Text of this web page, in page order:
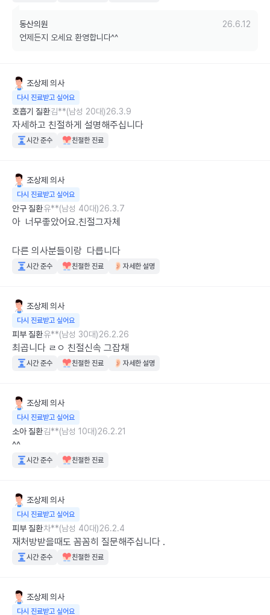
동산의원
26.6.12
언제든지 오세요 환영합니다^^
조상제 의사
다시 진료받고 싶어요
호흡기 질환김**(남성 20대)26.3.9
자세하고 친절하게 설명해주십니다
시간 준수 친절한 진료
조상제 의사
다시 진료받고 싶어요
안구 질환유**(남성 40대)26.3.7
아  너무좋았어요.친절그자체
다른 의사분들이랑  다릅니다
시간 준수 친절한 진료 자세한 설명
조상제 의사
다시 진료받고 싶어요
피부 질환유**(남성 30대)26.2.26
최곱니다 ㄹㅇ 친절신속 그잡채
시간 준수 친절한 진료 자세한 설명
조상제 의사
다시 진료받고 싶어요
소아 질환김**(남성 10대)26.2.21
^^
시간 준수 친절한 진료
조상제 의사
다시 진료받고 싶어요
피부 질환차**(남성 40대)26.2.4
재처방받을때도 꼼꼼히 질문해주십니다 .
시간 준수 친절한 진료
조상제 의사
다시 진료받고 싶어요